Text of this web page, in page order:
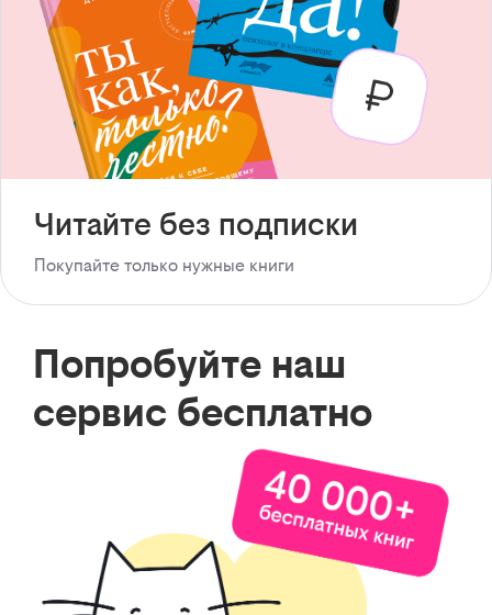
Читайте без подписки
Покупайте только нужные книги
Попробуйте наш
сервис бесплатно